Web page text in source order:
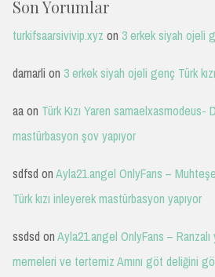
Son Yorumlar
turkifsaarsivivip.xyz on 3 erkek siyah ojeli
damarli on 3 erkek siyah ojeli genç Türk
aaon Türk Kızı Yaren
mastürbasyon şov yapıyor
sdfsd onAyla21.angel OnlyFans –
Türk kızı inleyerek mastürbasyon yapıyor
ssdsd onAyla21.angel OnlyFans – Ranzalı
memeleri ve tertemiz Amını göt deliğini